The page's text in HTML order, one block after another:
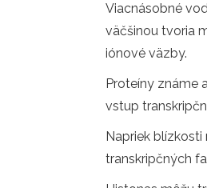
Viacnásobné
väčšinou tvoria
iónové väzby.
Proteíny známe
vstup
Napriek
transkripčných